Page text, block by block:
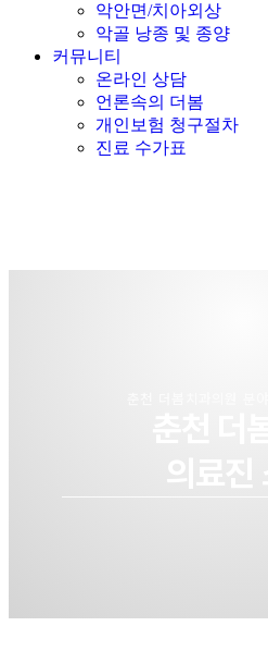
악안면/치아외상
악골 낭종 및 종양
커뮤니티
온라인 상담
언론속의 더봄
개인보험 청구절차
진료 수가표